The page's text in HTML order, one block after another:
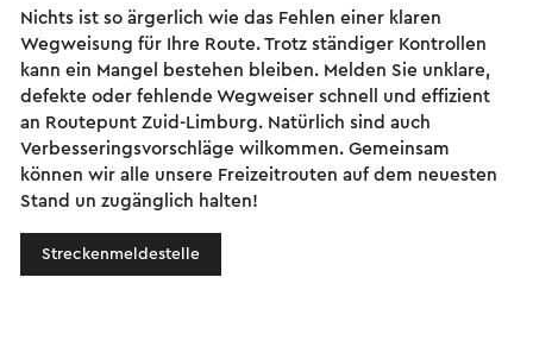
Nichts ist so ärgerlich wie das Fehlen einer klaren
Wegweisung für Ihre Route. Trotz ständiger Kontrollen
kann ein Mangel bestehen bleiben. Melden Sie unklare,
defekte oder fehlende Wegweiser schnell und effizient
an Routepunt Zuid-Limburg. Natürlich sind auch
Verbesseringsvorschläge wilkommen. Gemeinsam
können wir alle unsere Freizeitrouten auf dem neuesten
Stand un zugänglich halten!
Streckenmeldestelle